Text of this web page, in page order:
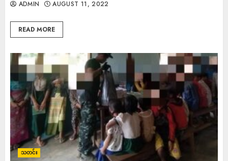
ADMIN AUGUST 11, 2022
READ MORE
သတင်း